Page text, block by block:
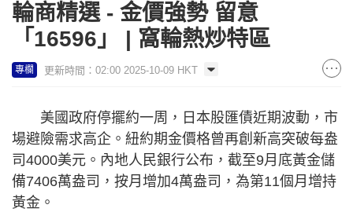
輪商精選 - 金價強勢 留意
「16596」 | 窩輪熱炒特區
專欄 更新時間：02:00 2025-10-09 HKT
美國政府停擺約一周，日本股匯債近期波動，市
場避險需求高企。紐約期金價格曾再創新高突破每盎
司4000美元。內地人民銀行公布，截至9月底黃金儲
備7406萬盎司，按月增加4萬盎司，為第11個月增持
黃金。